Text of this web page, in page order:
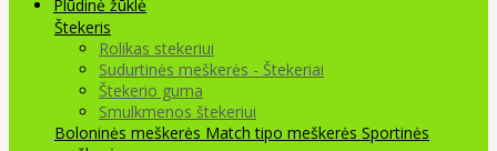
Plūdinė žūklė
Štekeris
Rolikas stekeriui
Sudurtinės meškerės - Štekeriai
Štekerio guma
Smulkmenos štekeriui
Boloninės meškerės Match tipo meškerės Sportinės